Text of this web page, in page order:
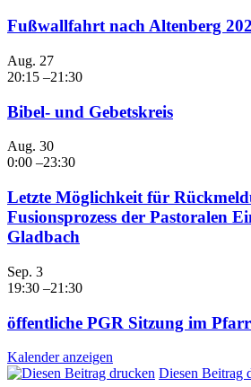
Fußwallfahrt nach Altenberg
Aug. 27
20:15 –21:30
Bibel- und Gebetskreis
Aug. 30
0:00 –23:30
Letzte Möglichkeit für
Fusionsprozess der Pastoralen
Gladbach
Sep. 3
19:30 –21:30
öffentliche PGR Sitzung im
Kalender anzeigen
Diesen Beitrag